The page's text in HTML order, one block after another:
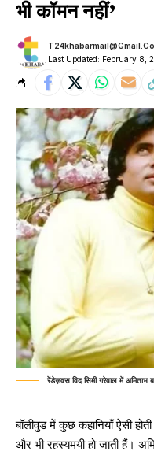
भी कॉमन नहीं’
Last Updated: February 8,
रेंडेज़वस विद सिमी गरेवाल में अमिताभ
बॉलीवुड में कुछ कहानियाँ ऐसी
और भी रहस्यमयी हो जाती हैं।